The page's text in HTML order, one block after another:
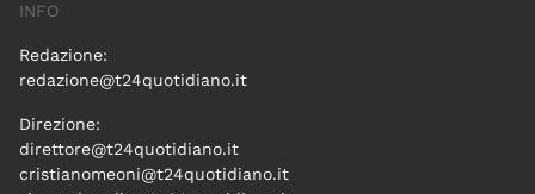
INFO
Redazione:
redazione@t24quotidiano.it
Direzione:
direttore@t24quotidiano.it
cristianomeoni@t24quotidiano.it